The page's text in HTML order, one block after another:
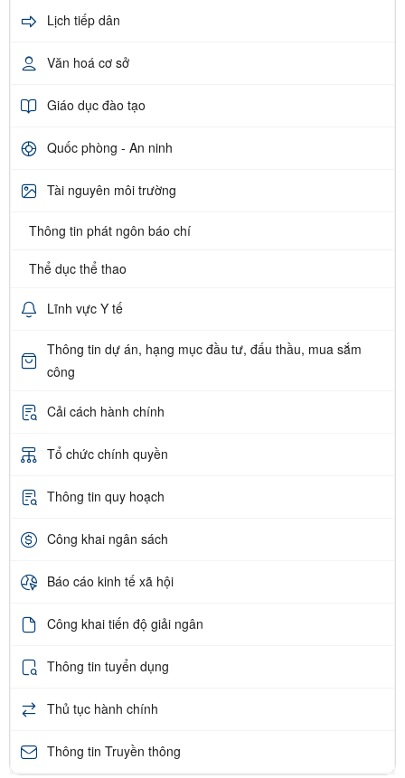
Lịch tiếp dân
Văn hoá cơ sở
Giáo dục đào tạo
Quốc phòng - An ninh
Tài nguyên môi trường
Thông tin phát ngôn báo chí
Thể dục thể thao
Lĩnh vực Y tế
Thông tin dự án, hạng mục đầu tư, đấu thầu, mua sắm
công
Cải cách hành chính
Tổ chức chính quyền
Thông tin quy hoạch
Công khai ngân sách
Báo cáo kinh tế xã hội
Công khai tiến độ giải ngân
Thông tin tuyển dụng
Thủ tục hành chính
Thông tin Truyền thông